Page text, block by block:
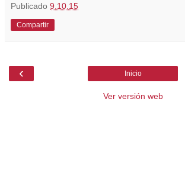
Publicado 9.10.15
Compartir
‹ Inicio
Ver versión web